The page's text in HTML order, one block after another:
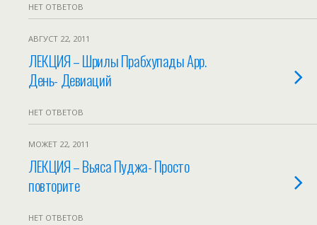
НЕТ ОТВЕТОВ
АВГУСТ 22, 2011
ЛЕКЦИЯ – Шрилы Прабхупады App.
День- Девиаций
НЕТ ОТВЕТОВ
МОЖЕТ 22, 2011
ЛЕКЦИЯ – Вьяса Пуджа- Просто
повторите
НЕТ ОТВЕТОВ